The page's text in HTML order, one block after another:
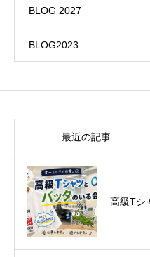
BLOG 2027
BLOG2023
最近の記事
高級Tシ
た！（秋